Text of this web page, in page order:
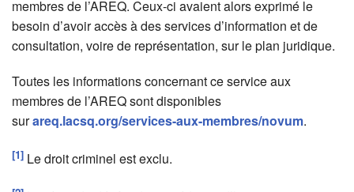
membres de l’AREQ. Ceux-ci avaient alors exprimé le
besoin d’avoir accès à des services d’information et de
consultation, voire de représentation, sur le plan juridique.
Toutes les informations concernant ce service aux
membres de l’AREQ sont disponibles
surareq.lacsq.org/services-aux-membres/novum.
[1] Le droit criminel est exclu.